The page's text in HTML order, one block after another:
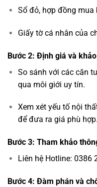
Sổ đỏ, hợp đồng mua
Giấy tờ cá nhân của
Bước 2: Định giá và
So sánh với các căn
qua môi giới uy tín.
Xem xét yếu tố nội
để đưa ra giá phù hợp.
Bước 3: Tham khảo
Liên hệ Hotline: 0386
Bước 4: Đàm phán và